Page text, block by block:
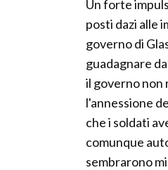
Un forte
posti dazi alle
governo di
guadagnare
il governo non
l'annessione
che i soldati
comunque
sembrarono